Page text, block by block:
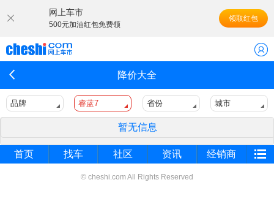
网上车市
500元加油红包免费领
领取红包
降价大全
品牌 睿蓝7 省份 城市
暂无信息
首页 找车 社区 资讯 经销商
© cheshi.com All Rights Reserved